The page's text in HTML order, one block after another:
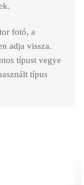
fotó, a
adja vissza.
típust vegye
típus